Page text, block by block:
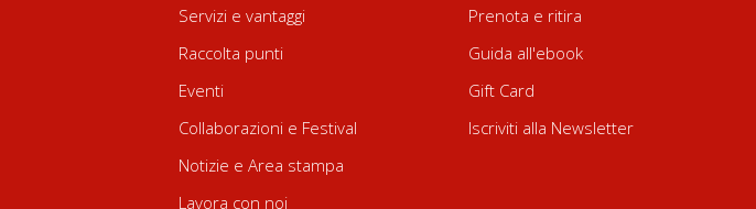
Servizi e vantaggi
Raccolta punti
Eventi
Collaborazioni e Festival
Notizie e Area stampa
Lavora con noi
Prenota e ritira
Guida all'ebook
Gift Card
Iscriviti alla Newsletter